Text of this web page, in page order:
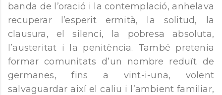
banda de l’oració i la contemplació, anhelava
recuperar l’esperit ermità, la solitud, la
clausura, el silenci, la pobresa absoluta,
l’austeritat i la penitència. També pretenia
formar comunitats d’un nombre reduït de
germanes, fins a vint-i-una, volent
salvaguardar així el caliu i l’ambient familiar,